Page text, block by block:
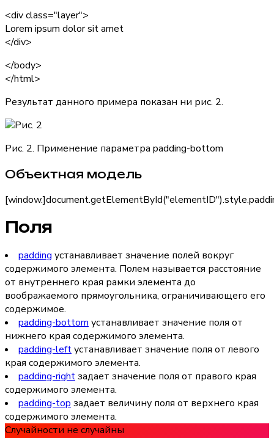
<div class="layer">
Lorem ipsum dolor sit amet
</div>
</body>
</html>
Результат данного примера показан ни рис. 2.
Рис. 2. Применение параметра padding-bottom
Объектная модель
[window.]document.getElementById("elementID
Поля
padding устанавливает значение полей вокруг
содержимого элемента. Полем называется расстояние
от внутреннего края рамки элемента до
воображаемого прямоугольника, ограничивающего его
содержимое.
padding-bottom устанавливает значение поля от
нижнего края содержимого элемента.
padding-leftустанавливает значение поля от левого
края содержимого элемента.
padding-rightзадает значение поля от правого края
содержимого элемента.
padding-top задает величину поля от верхнего края
содержимого элемента.
Случайности не случайны